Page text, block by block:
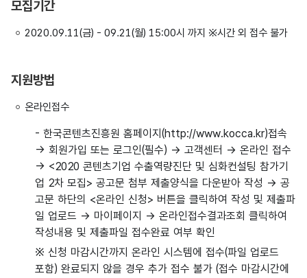
모집기간
2020.09.11(금) - 09.21(월) 15:00시 까지 ※시간 외 접수 불가
지원방법
온라인접수
- 한국콘텐츠진흥원 홈페이지(http://www.kocca.kr)접속
→ 회원가입 또는 로그인(필수) → 고객센터 → 온라인 접수
→ <2020 콘텐츠기업 수출역량진단 및 심화컨설팅 참가기
업 2차 모집> 공고문 첨부 제출양식을 다운받아 작성 → 공
고문 하단의 <온라인 신청> 버튼을 클릭하여 작성 및 제출파
일 업로드 → 마이페이지 → 온라인접수결과조회 클릭하여
작성내용 및 제출파일 접수완료 여부 확인
※ 신청 마감시간까지 온라인 시스템에 접수(파일 업로드
포함) 완료되지 않을 경우 추가 접수 불가 (접수 마감시간에